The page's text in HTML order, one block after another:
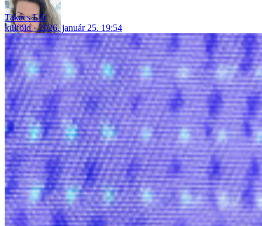
Takács Lili
külföld
2026. január 25. 19:54